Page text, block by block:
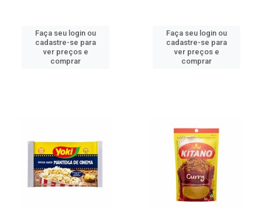
Faça seu login ou
cadastre-se para
ver preços e
comprar
Faça seu login ou
cadastre-se para
ver preços e
comprar